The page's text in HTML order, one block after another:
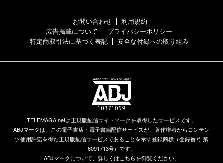
お問い合わせ
利用規約
広告掲載について
プライバシーポリシー
特定商取引法に基づく表記
安全な付録への取り組み
TELEMAGA.netは正規版配信サイトマークを取得したサービスです。
ABJマークは、この電子書店・電子書籍配信サービスが、著作権者からコンテン
ツ使用許諾を得た正規版配信サービスであることを示す登録商標（登録番号 第
6091713号）です。
ABJマークについて、詳しくはこちらを御覧ください。